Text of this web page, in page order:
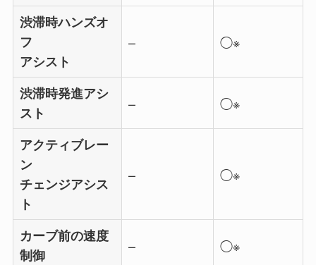
渋滞時ハンズオ
フ
アシスト
– ◯※
渋滞時発進アシ
スト
– ◯※
アクティブレー
ン
チェンジアシス
ト
– ◯※
カーブ前の速度
制御
– ◯※